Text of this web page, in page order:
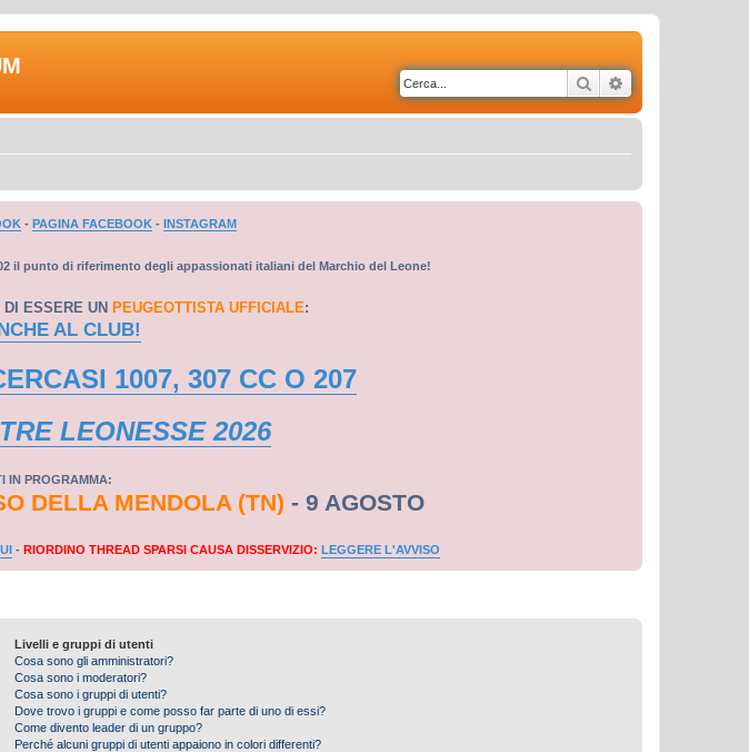
Cerca
- PAGINA FACEBOOK - INSTAGRAM
il punto di riferimento degli appassionati italiani del Marchio del Leone!
ESSERE UN PEUGEOTTISTA UFFICIALE:
AL CLUB!
1007, 307 CC O 207
LEONESSE 2026
IN PROGRAMMA:
DELLA MENDOLA (TN) - 9 AGOSTO
- RIORDINO THREAD SPARSI CAUSA DISSERVIZIO: LEGGERE L'AVVISO
Livelli e gruppi di utenti
Cosa sono gli amministratori?
Cosa sono i moderatori?
Cosa sono i gruppi di utenti?
Dove trovo i gruppi e come posso far parte di uno di essi?
Come divento leader di un gruppo?
Perché alcuni gruppi di utenti appaiono in colori differenti?